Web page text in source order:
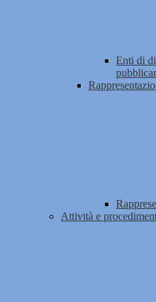
Enti di
Attività e